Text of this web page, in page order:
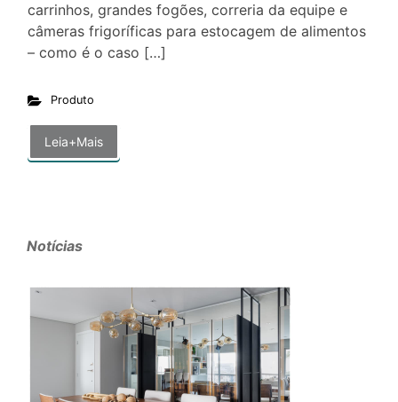
carrinhos, grandes fogões, correria da equipe e
câmeras frigoríficas para estocagem de alimentos
– como é o caso […]
Produto
Leia+Mais
Notícias